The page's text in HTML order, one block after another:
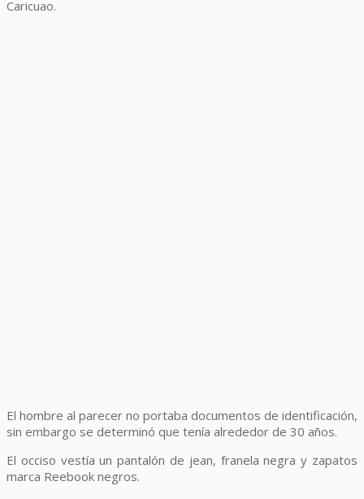
Caricuao.
El hombre al parecer no portaba documentos de identificación,
sin embargo se determinó que tenía alrededor de 30 años.
El occiso vestía un pantalón de jean, franela negra y zapatos
marca Reebook negros.